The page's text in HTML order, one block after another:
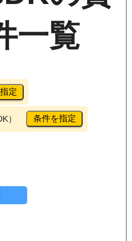
一覧
定
） 条件を指定